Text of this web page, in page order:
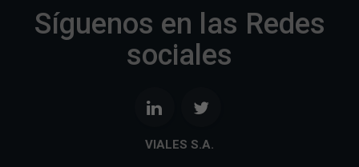
Síguenos en las Redes
sociales
VIALES S.A.